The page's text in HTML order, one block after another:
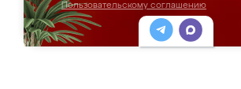
Пользовательскому соглашению